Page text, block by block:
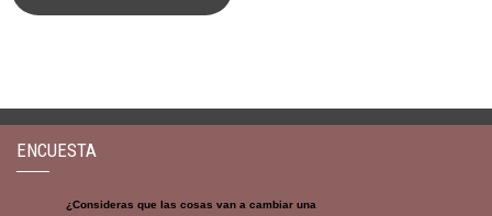
ENCUESTA
¿Consideras que las cosas van a cambiar una